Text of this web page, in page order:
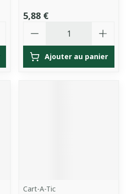
5,88 €
Ajouter au panier
Cart-A-Tic